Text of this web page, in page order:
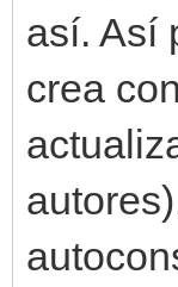
así. Así
crea